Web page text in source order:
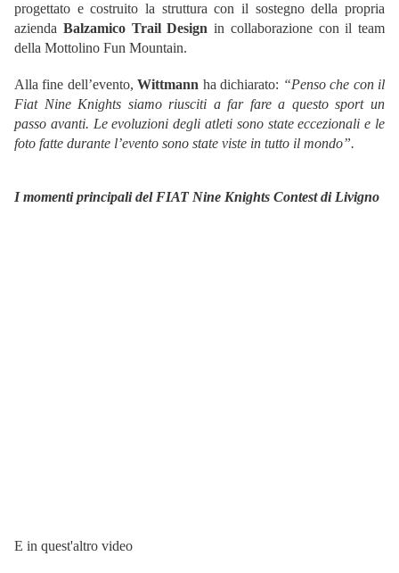
progettato e costruito la struttura con il sostegno della propria
azienda Balzamico Trail Design in collaborazione con il team
della Mottolino Fun Mountain.
Alla fine dell’evento,Wittmann ha dichiarato: “Penso che con il
Fiat Nine Knights siamo riusciti a far fare a questo sport un
passo avanti. Le evoluzioni degli atleti sono state eccezionali e le
foto fatte durante l’evento sono state viste in tutto il mondo”.
I momenti principali del FIAT Nine Knights Contest di Livigno
E in quest'altro video